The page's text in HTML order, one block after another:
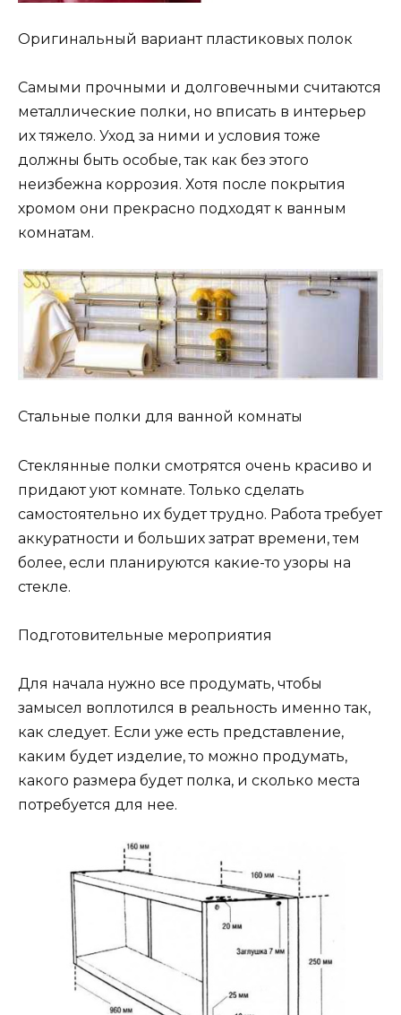
Оригинальный вариант пластиковых полок
Самыми прочными и долговечными считаются
металлические полки, но вписать в интерьер
их тяжело. Уход за ними и условия тоже
должны быть особые, так как без этого
неизбежна коррозия. Хотя после покрытия
хромом они прекрасно подходят к ванным
комнатам.
Стальные полки для ванной комнаты
Стеклянные полки смотрятся очень красиво и
придают уют комнате. Только сделать
самостоятельно их будет трудно. Работа требует
аккуратности и больших затрат времени, тем
более, если планируются какие-то узоры на
стекле.
Подготовительные мероприятия
Для начала нужно все продумать, чтобы
замысел воплотился в реальность именно так,
как следует. Если уже есть представление,
каким будет изделие, то можно продумать,
какого размера будет полка, и сколько места
потребуется для нее.